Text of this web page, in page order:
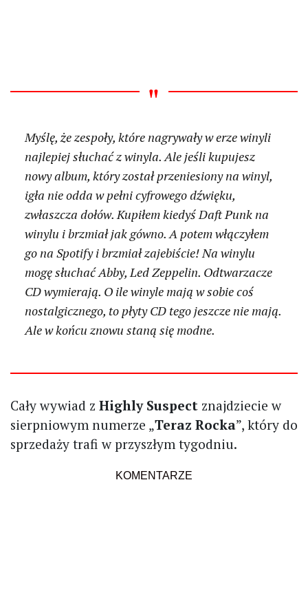
Myślę, że zespoły, które nagrywały w erze winyli
najlepiej słuchać z winyla. Ale jeśli kupujesz
nowy album, który został przeniesiony na winyl,
igła nie odda w pełni cyfrowego dźwięku,
zwłaszcza dołów. Kupiłem kiedyś Daft Punk na
winylu i brzmiał jak gówno. A potem włączyłem
go na Spotify i brzmiał zajebiście! Na winylu
mogę słuchać Abby, Led Zeppelin. Odtwarzacze
CD wymierają. O ile winyle mają w sobie coś
nostalgicznego, to płyty CD tego jeszcze nie mają.
Ale w końcu znowu staną się modne.
Cały wywiad z Highly Suspect znajdziecie w
sierpniowym numerze „Teraz Rocka”, który do
sprzedaży trafi w przyszłym tygodniu.
KOMENTARZE